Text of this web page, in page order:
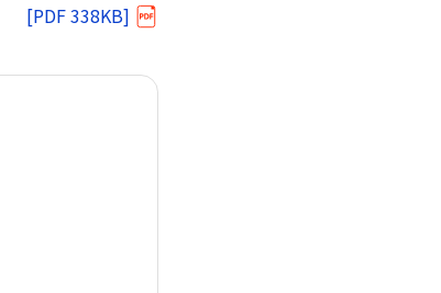
[PDF 338KB]